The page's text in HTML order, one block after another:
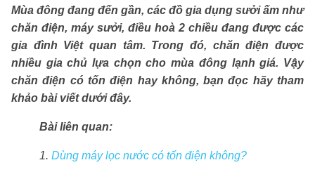
Mùa đông đang đến gần, các đồ gia dụng sưởi ấm như
chăn điện, máy sưởi, điều hoà 2 chiều đang được các
gia đình Việt quan tâm. Trong đó, chăn điện được
nhiều gia chủ lựa chọn cho mùa đông lạnh giá. Vậy
chăn điện có tốn điện hay không, bạn đọc hãy tham
khảo bài viết dưới đây.
Bài liên quan:
1. Dùng máy lọc nước có tốn điện không?